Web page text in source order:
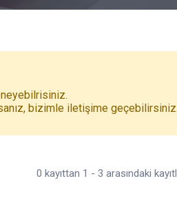
bizimle iletişime geçebilirsiniz.
0 kayıttan 1 - 3 arasındaki